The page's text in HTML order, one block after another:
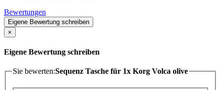
Bewertungen
Eigene Bewertung schreiben
×
Eigene Bewertung schreiben
Sie bewerten:Sequenz Tasche für 1x Korg Volca olive